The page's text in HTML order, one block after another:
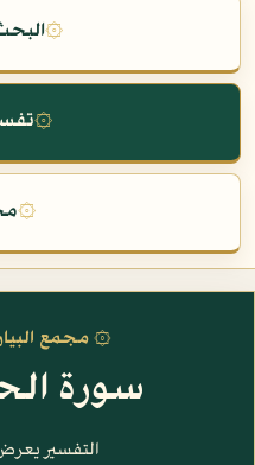
۞
۞
۞
۞ مجمع
سورة
التفسير يعرض